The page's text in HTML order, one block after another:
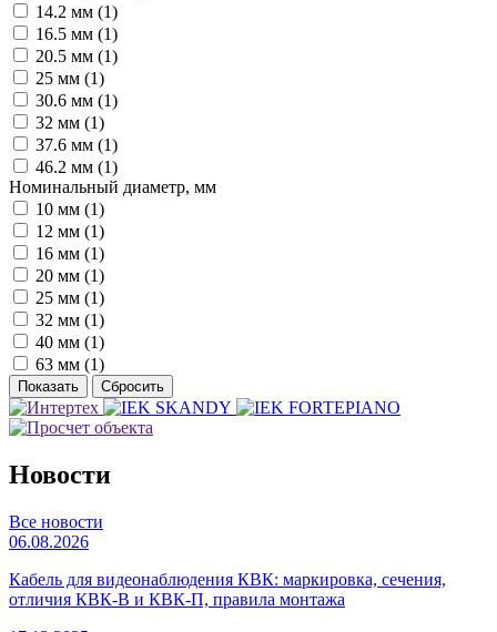
14.2 мм (1)
16.5 мм (1)
20.5 мм (1)
25 мм (1)
30.6 мм (1)
32 мм (1)
37.6 мм (1)
46.2 мм (1)
Номинальный диаметр, мм
10 мм (1)
12 мм (1)
16 мм (1)
20 мм (1)
25 мм (1)
32 мм (1)
40 мм (1)
63 мм (1)
Новости
Все новости
06.08.2026
Кабель для видеонаблюдения КВК: маркировка, сечения,
отличия КВК-В и КВК-П, правила монтажа